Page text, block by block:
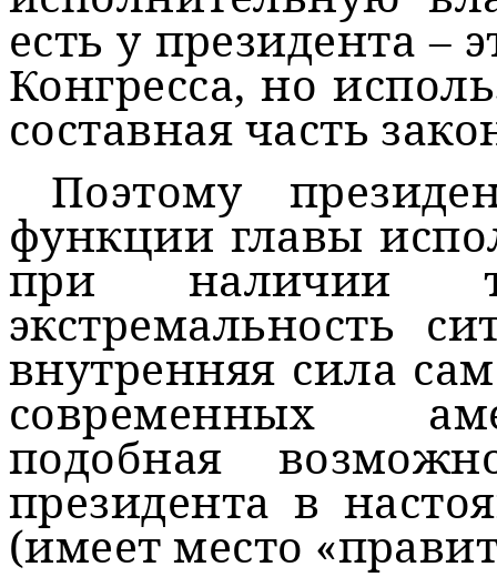
есть у президента –
Конгресса, но
составная часть
Поэтому
функции главы
при наличии
экстремальность
внутренняя сила
современных
подобная
президента в
(имеет место